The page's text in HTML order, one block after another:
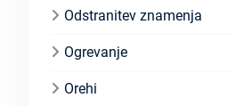
Odstranitev znamenja
Ogrevanje
Orehi